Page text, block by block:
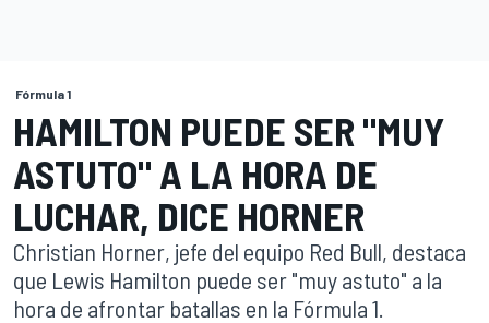
Fórmula 1
HAMILTON PUEDE SER "MUY
ASTUTO" A LA HORA DE
LUCHAR, DICE HORNER
Christian Horner, jefe del equipo Red Bull, destaca
que Lewis Hamilton puede ser "muy astuto" a la
hora de afrontar batallas en la Fórmula 1.